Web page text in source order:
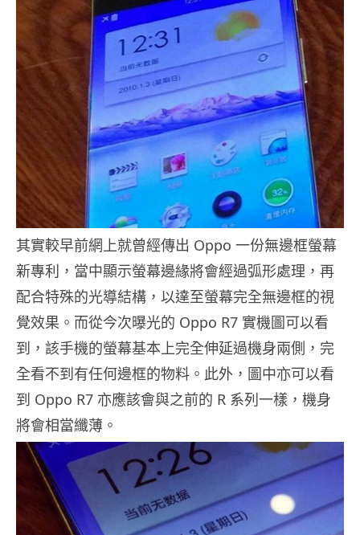
其實較早前網上就曾經傳出 Oppo 一份無邊框螢幕
新專利，當中顯示螢幕邊緣將會經過弧形處理，再
配合特殊的光導結構，以達至螢幕完全無邊框的視
覺效果。而從今次曝光的 Oppo R7 實機圖可以看
到，該手機的螢幕基本上完全伸延過機身兩側，完
全看不到有任何邊框的物料。此外，圖中亦可以看
到 Oppo R7 亦應該會與之前的 R 系列一樣，機身
將會相當纖薄。